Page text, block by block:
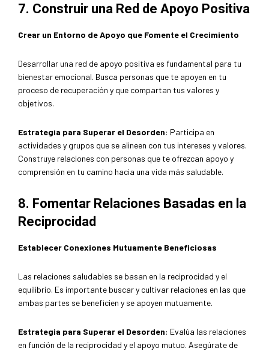
7. Construir una Red de Apoyo Positiva
Crear un Entorno de Apoyo que Fomente el Crecimiento
Desarrollar una red de apoyo positiva es fundamental para tu
bienestar emocional. Busca personas que te apoyen en tu
proceso de recuperación y que compartan tus valores y
objetivos.
Estrategia para Superar el Desorden: Participa en
actividades y grupos que se alineen con tus intereses y valores.
Construye relaciones con personas que te ofrezcan apoyo y
comprensión en tu camino hacia una vida más saludable.
8. Fomentar Relaciones Basadas en la
Reciprocidad
Establecer Conexiones Mutuamente Beneficiosas
Las relaciones saludables se basan en la reciprocidad y el
equilibrio. Es importante buscar y cultivar relaciones en las que
ambas partes se beneficien y se apoyen mutuamente.
Estrategia para Superar el Desorden: Evalúa las relaciones
en función de la reciprocidad y el apoyo mutuo. Asegúrate de